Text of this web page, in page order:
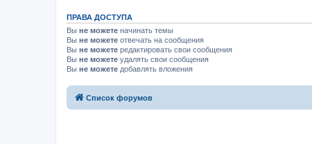
ПРАВА ДОСТУПА
Вы не можете начинать темы
Вы не можете отвечать на сообщения
Вы не можете редактировать свои сообщения
Вы не можете удалять свои сообщения
Вы не можете добавлять вложения
Список форумов